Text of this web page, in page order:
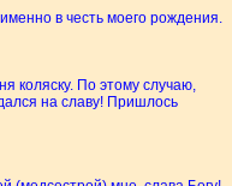
в честь моего рождения.
коляску. По этому случаю,
на славу! Пришлось